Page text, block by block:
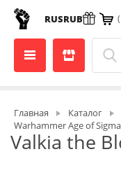
RUSRUB
Главная Каталог
Warhammer Age of
Valkia the